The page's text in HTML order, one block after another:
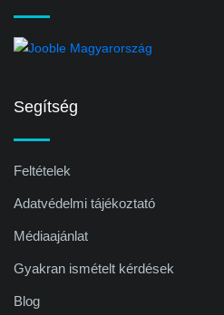
Segítség
Feltételek
Adatvédelmi tájékoztató
Médiaajánlat
Gyakran ismételt kérdések
Blog